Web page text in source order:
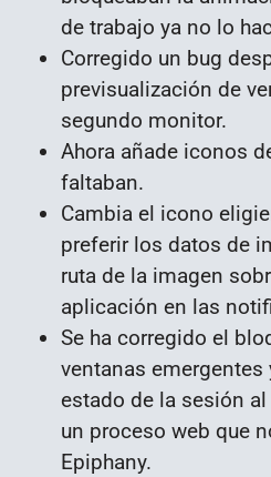
de trabajo ya no lo
Corregido un bug
previsualización de
segundo monitor.
Ahora añade iconos
faltaban.
Cambia el icono
preferir los datos de
ruta de la imagen
aplicación en las
Se ha corregido el
ventanas emergentes
estado de la sesión
un proceso web que
Epiphany.